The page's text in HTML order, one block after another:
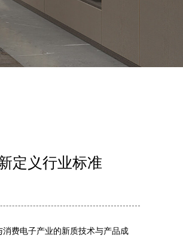
定义行业标准
费电子产业的新质技术与产品成